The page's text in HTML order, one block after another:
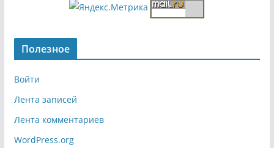
Полезное
Войти
Лента записей
Лента комментариев
WordPress.org